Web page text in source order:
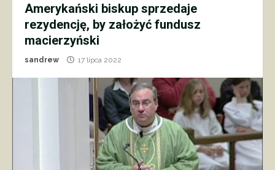
Amerykański biskup sprzedaje
rezydencję, by założyć fundusz
macierzyński
sandrew 17 lipca 2022